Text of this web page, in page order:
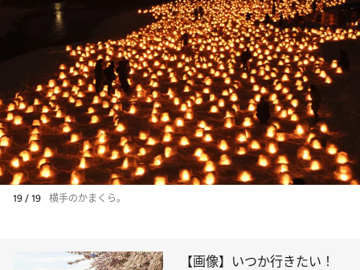
19 / 19 横手のかまくら。
【画像】いつか行きたい！